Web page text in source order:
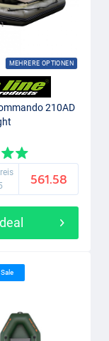
MEHRERE OPTIONEN
210AD
561.58